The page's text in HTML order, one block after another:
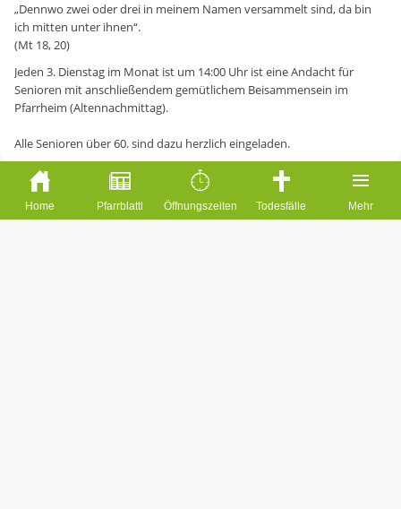
„Dennwo zwei oder drei in meinem Namen versammelt sind, da bin
ich mitten unter ihnen“.
(Mt 18, 20)
Jeden 3. Dienstag im Monat ist um 14:00 Uhr ist eine Andacht für
Senioren mit anschließendem gemütlichem Beisammensein im
Pfarrheim (Altennachmittag).
Alle Senioren über 60. sind dazu herzlich eingeladen.
Home Pfarrblattl Öffnungszeiten Todesfälle Mehr